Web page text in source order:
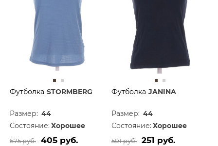
Футболка STORMBERG
Размер: 44
Состояние: Хорошее
675 руб. 405 руб.
Футболка JANINA
Размер: 44
Состояние: Хорошее
501 руб. 251 руб.